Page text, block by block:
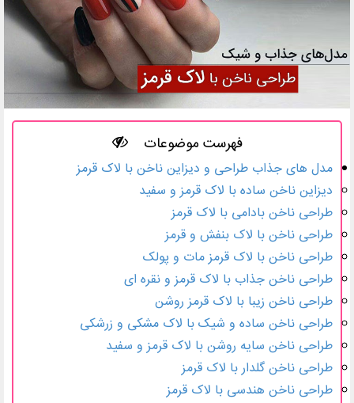
فهرست موضوعات
مدل های جذاب طراحی و دیزاین ناخن با لاک قرمز
دیزاین ناخن ساده با لاک قرمز و سفید
طراحی ناخن بادامی با لاک قرمز
طراحی ناخن با لاک بنفش و قرمز
طراحی ناخن با لاک قرمز مات و پولک
طراحی ناخن جذاب با لاک قرمز و نقره ای
طراحی ناخن زیبا با لاک قرمز روشن
طراحی ناخن ساده و شیک با لاک مشکی و زرشکی
طراحی ناخن سایه روشن با لاک قرمز و سفید
طراحی ناخن گلدار با لاک قرمز
طراحی ناخن هندسی با لاک قرمز